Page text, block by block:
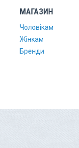
МАГАЗИН
Чоловікам
Жінкам
Бренди